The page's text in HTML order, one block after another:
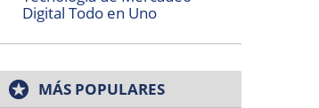
Digital Todo en Uno
MÁS POPULARES